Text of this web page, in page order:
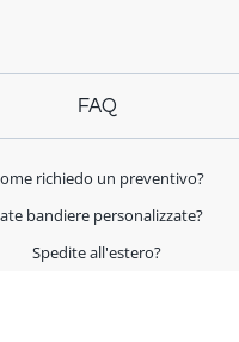
FAQ
richiedo un preventivo?
bandiere personalizzate?
Spedite all'estero?